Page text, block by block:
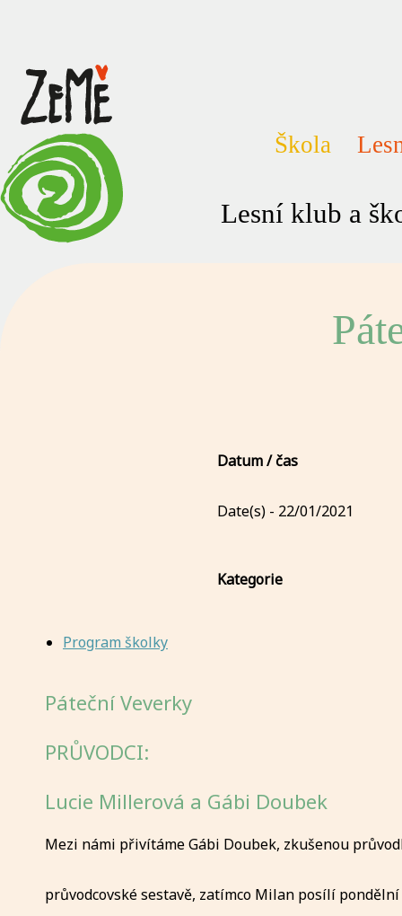
Škola
Lesní klub a
Datum / čas
Date(s) - 22/01/2021
Kategorie
Program školky
Páteční Veverky
PRŮVODCI:
Lucie Millerová a Gábi Doubek
Mezi námi přivítáme Gábi Doubek, zkušenou
průvodcovské sestavě, zatímco Milan posílí